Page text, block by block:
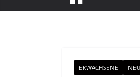
ERWACHSENE